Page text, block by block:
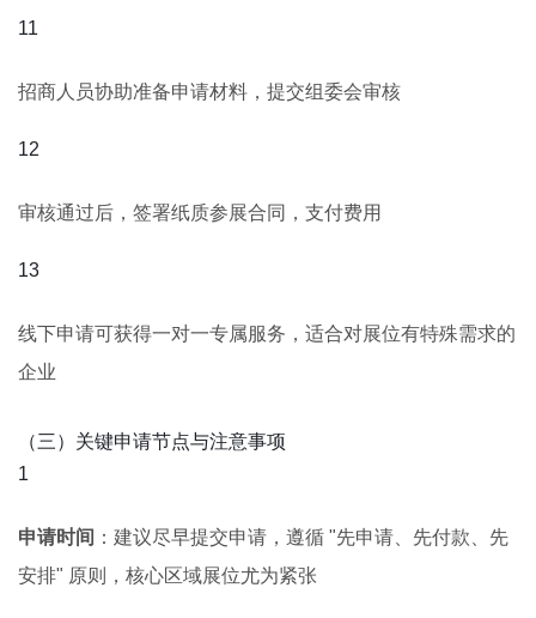
招商人员协助准备申请材料，提交组委会审核
审核通过后，签署纸质参展合同，支付费用
线下申请可获得一对一专属服务，适合对展位有特殊需求的
企业
（三）关键申请节点与注意事项
申请时间 ：建议尽早提交申请，遵循 "先申请、先付款、先
安排" 原则，核心区域展位尤为紧张